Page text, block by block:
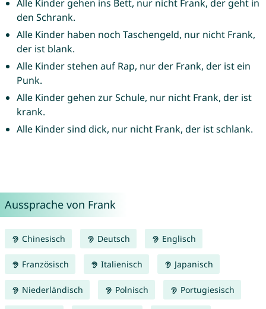
Alle Kinder gehen ins Bett, nur nicht Frank, der geht in
den Schrank.
Alle Kinder haben noch Taschengeld, nur nicht Frank,
der ist blank.
Alle Kinder stehen auf Rap, nur der Frank, der ist ein
Punk.
Alle Kinder gehen zur Schule, nur nicht Frank, der ist
krank.
Alle Kinder sind dick, nur nicht Frank, der ist schlank.
Aussprache von Frank
Chinesisch Deutsch Englisch
Französisch Italienisch Japanisch
Niederländisch Polnisch Portugiesisch